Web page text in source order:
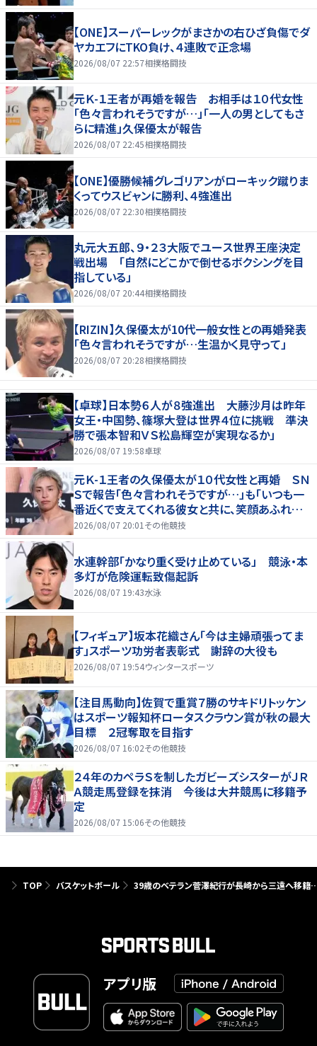
【ONE】スーパーレックがまさかの右ひざ負傷でダ
ヤカエフにTKO負け、４連敗で正念場
2026/08/07 22:57相撲格闘技
元Ｋ-１王者が再婚を報告 お相手は１０代女性
「色々言われそうですが…」「一人の男としてもさ
らに精進」久保優太が報告
2026/08/07 22:45相撲格闘技
【ONE】優勝候補グレゴリアンがローキック蹴りま
くってウスビャンに勝利、４強進出
2026/08/07 22:30相撲格闘技
丸元大五郎、９・２３大阪でユース世界王座決定
戦出場 「自然にどこかで倒せるボクシングを目
指している」
2026/08/07 20:44相撲格闘技
【RIZIN】久保優太が10代一般女性との再婚発表
「色々言われそうですが…生温かく見守って」
2026/08/07 20:28相撲格闘技
【卓球】日本勢６人が８強進出 大藤沙月は昨年
女王・中国勢、篠塚大登は世界４位に挑戦 準決
勝で張本智和ＶＳ松島輝空が実現なるか」
2026/08/07 19:58卓球
元Ｋ-１王者の久保優太が１０代女性と再婚 ＳＮ
Ｓで報告「色々言われそうですが…」も「いつも一
番近くで支えてくれる彼女と共に、笑顔あふれる
家庭を築いていきたい」
2026/08/07 20:01 その他競技
水連幹部「かなり重く受け止めている」 競泳・本
多灯が危険運転致傷起訴
2026/08/07 19:43水泳
【フィギュア】坂本花織さん「今は主婦頑張ってま
す」スポーツ功労者表彰式 謝辞の大役も
2026/08/07 19:54ウィンタースポーツ
【注目馬動向】佐賀で重賞７勝のサキドリトッケン
はスポーツ報知杯ロータスクラウン賞が秋の最大
目標 ２冠奪取を目指す
2026/08/07 16:02その他競技
２４年のカペラＳを制したガビーズシスターがＪＲ
Ａ競走馬登録を抹消 今後は大井競馬に移籍予
定
2026/08/07 15:06その他競技
TOP バスケットボール 39歳のベテラン菅澤紀行が長崎から三遠へ移籍…
アプリ版